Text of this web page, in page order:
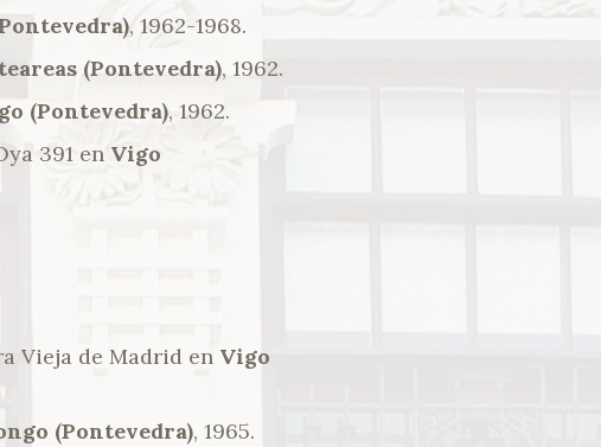
, 1962-1968.
(Pontevedra), 1962.
(Pontevedra), 1962.
391 en Vigo
Vieja de Madrid en Vigo
(Pontevedra), 1965.